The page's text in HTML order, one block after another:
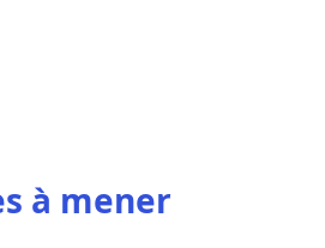
à mener